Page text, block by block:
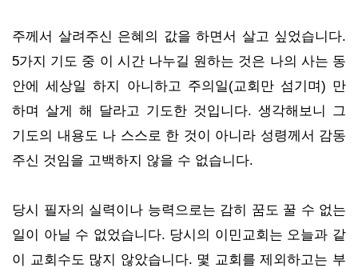
주께서 살려주신 은혜의 값을 하면서 살고 싶었습니다.
5가지 기도 중 이 시간 나누길 원하는 것은 나의 사는 동
안에 세상일 하지 아니하고 주의일(교회만 섬기며) 만
하며 살게 해 달라고 기도한 것입니다. 생각해보니 그
기도의 내용도 나 스스로 한 것이 아니라 성령께서 감동
주신 것임을 고백하지 않을 수 없습니다.
당시 필자의 실력이나 능력으로는 감히 꿈도 꿀 수 없는
일이 아닐 수 없었습니다. 당시의 이민교회는 오늘과 같
이 교회수도 많지 않았습니다. 몇 교회를 제외하고는 부